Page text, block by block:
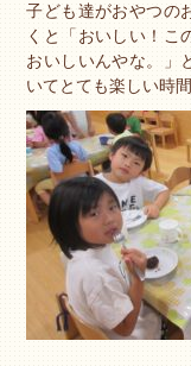
子ども達がおやつの
くと「おいしい！こ
おいしいんやな。」
いてとても楽しい時間